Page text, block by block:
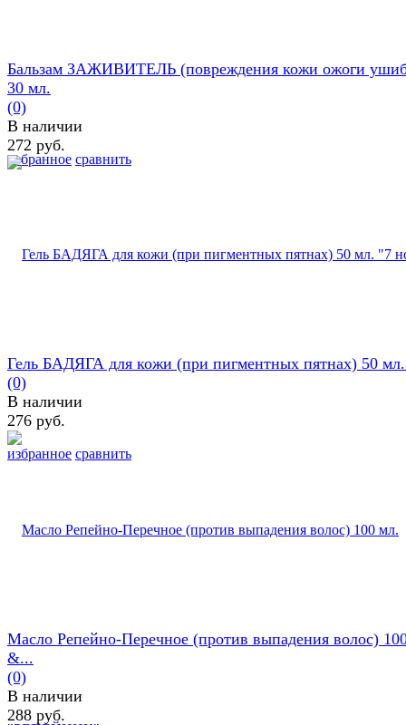
избранное сравнить
Бальзам ЗАЖИВИТЕЛЬ (повреждения кожи ожоги
30 мл.
(0)
В наличии
272 руб.
избранное сравнить
Гель БАДЯГА для кожи (при пигментных пятнах) 50
(0)
В наличии
276 руб.
Масло Репейно-Перечное (против выпадения волос)
&...
(0)
В наличии
288 руб.